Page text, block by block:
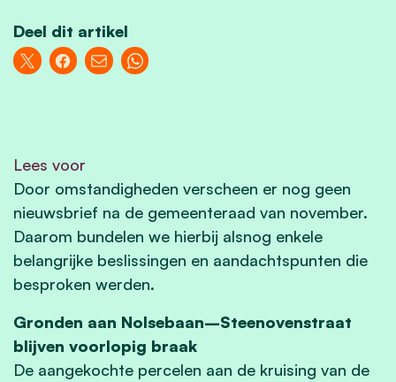
Deel dit artikel
Lees voor
Door omstandigheden verscheen er nog geen
nieuwsbrief na de gemeenteraad van november.
Daarom bundelen we hierbij alsnog enkele
belangrijke beslissingen en aandachtspunten die
besproken werden.
Gronden aan Nolsebaan–Steenovenstraat
blijven voorlopig braak
De aangekochte percelen aan de kruising van de